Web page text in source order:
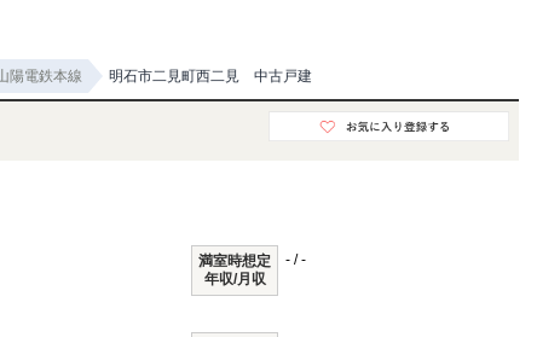
陽電鉄本線 明石市二見町西二見 中古戸建
満室時想定
年収/月収
- / -